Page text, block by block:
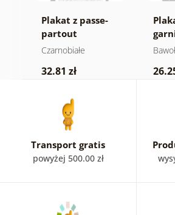
Plakat z passe-
partout
luksusowe zacisze
Czarnobiałe
32.81 zł
Transport gratis
powyżej 500.00 zł